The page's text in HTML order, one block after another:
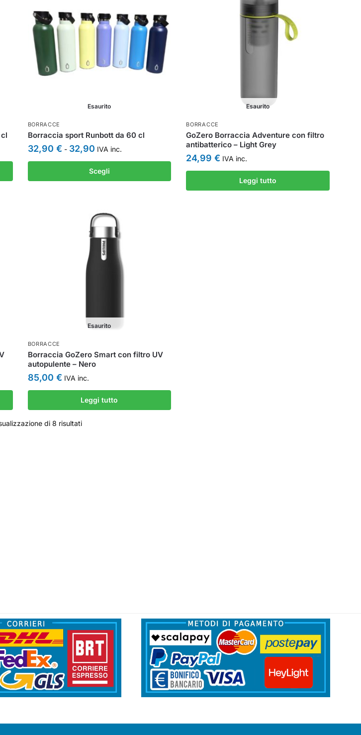
Esaurito
BORRACCE
Borraccia sport Runbott da 60 cl
32,90 € - 32,90 IVA inc.
Scegli
Esaurito
BORRACCE
GoZero Borraccia Adventure con filtro
antibatterico – Light Grey
24,99€ IVA inc.
Leggi tutto
Esaurito
BORRACCE
Borraccia GoZero Smart con filtro UV
autopulente – Nero
85,00 € IVA inc.
Leggi tutto
di 8 risultati